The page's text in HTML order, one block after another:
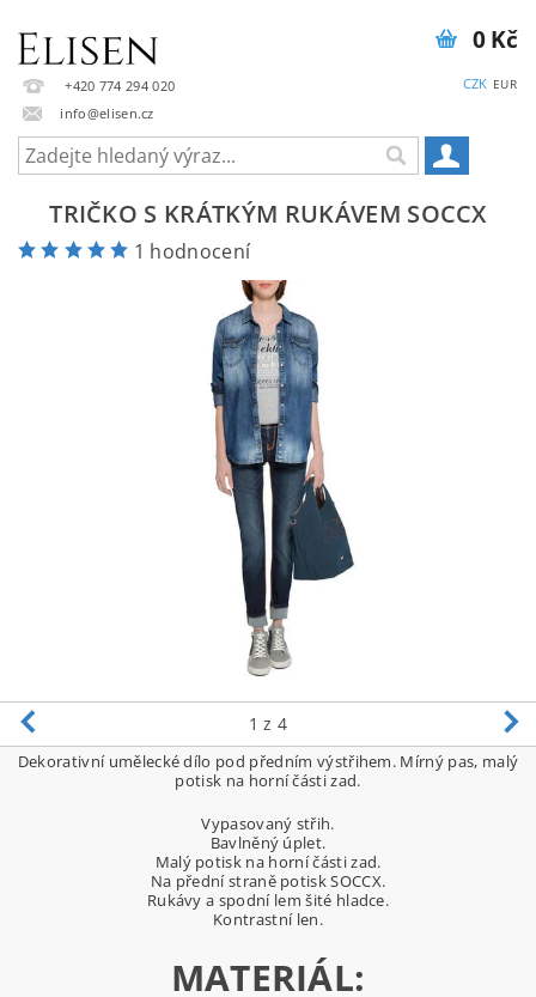
+420 774 294 020
info@elisen.cz
CZK EUR
0 Kč
TRIČKO S KRÁTKÝM RUKÁVEM SOCCX
1 hodnocení
1 z 4
Dekorativní umělecké dílo pod předním výstřihem. Mírný pas, malý
potisk na horní části zad.
Vypasovaný střih.
Bavlněný úplet.
Malý potisk na horní části zad.
Na přední straně potisk SOCCX.
Rukávy a spodní lem šité hladce.
Kontrastní len.
MATERIÁL: